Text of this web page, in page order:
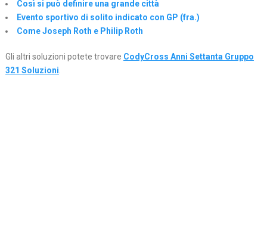
Così si può definire una grande città
Evento sportivo di solito indicato con GP (fra.)
Come Joseph Roth e Philip Roth
Gli altri soluzioni potete trovare CodyCross Anni Settanta Gruppo
321 Soluzioni.